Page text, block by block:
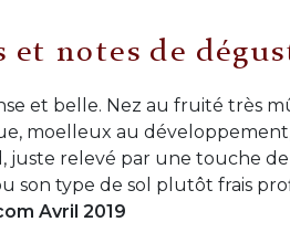
et notes de
et belle. Nez au fruité très
moelleux au
juste relevé par une touche
son type de sol plutôt frais
Avril 2019